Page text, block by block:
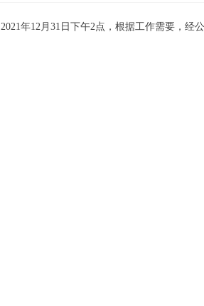
2021年12月31日下午2点，根据工作需要，